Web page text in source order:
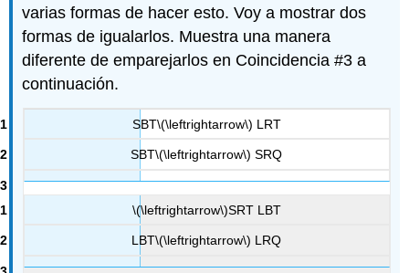
varias formas de hacer esto. Voy a mostrar dos
formas de igualarlos. Muestra una manera
diferente de emparejarlos en Coincidencia #3 a
continuación.
SBT\(\leftrightarrow\) LRT
SBT\(\leftrightarrow\) SRQ
\(\leftrightarrow\)SRT LBT
LBT\(\leftrightarrow\) LRQ